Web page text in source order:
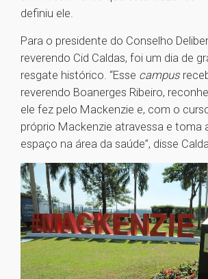
definiu ele.
Para o presidente do Conselho
reverendo Cid Caldas, foi um dia de
resgate histórico. “Esse campus
reverendo Boanerges Ribeiro,
ele fez pelo Mackenzie e, com o
próprio Mackenzie atravessa e toma
espaço na área da saúde”, disse